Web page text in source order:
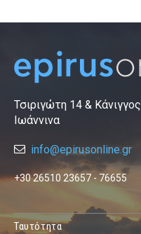
Τσιριγώτη 14 & Κάνιγγος
Ιωάννινα
info@epirusonline.gr
+30 26510 23657 - 76655
Ταυτότητα